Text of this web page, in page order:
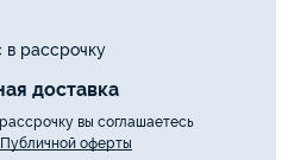
в рассрочку
доставка
вы соглашаетесь
Публичной оферты